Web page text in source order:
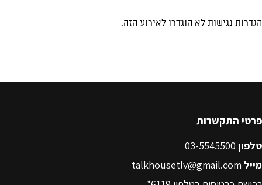
פרטי התקשרות
טלפון
מייל talkhousetlv@gmail.com